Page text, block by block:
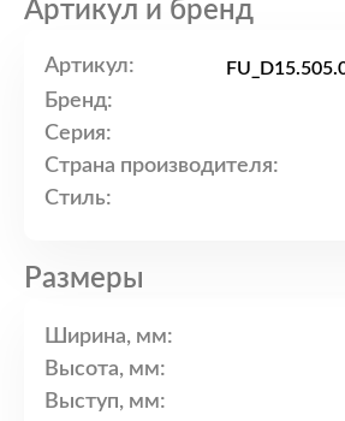
Артикул и бренд
Артикул:
Бренд:
Серия:
Страна производителя:
Стиль:
Размеры
Ширина, мм:
Высота, мм:
Выступ, мм: